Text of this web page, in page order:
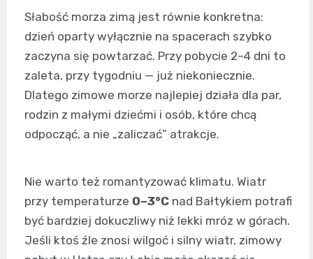
Słabość morza zimą jest równie konkretna:
dzień oparty wyłącznie na spacerach szybko
zaczyna się powtarzać. Przy pobycie 2–4 dni to
zaleta, przy tygodniu — już niekoniecznie.
Dlatego zimowe morze najlepiej działa dla par,
rodzin z małymi dziećmi i osób, które chcą
odpocząć, a nie „zaliczać” atrakcje.
Nie warto też romantyzować klimatu. Wiatr
przy temperaturze 0–3°C nad Bałtykiem potrafi
być bardziej dokuczliwy niż lekki mróz w górach.
Jeśli ktoś źle znosi wilgoć i silny wiatr, zimowy